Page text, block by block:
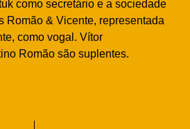
como secretário e a sociedade
Romão & Vicente, representada
como vogal. Vítor
Romão são suplentes.